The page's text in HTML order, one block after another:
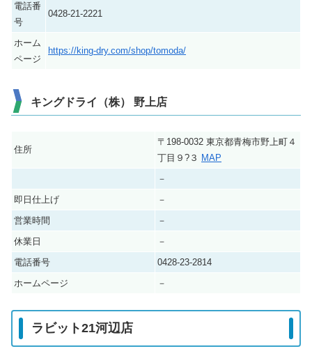
電話番
号
0428-21-2221
ホーム
ページ
https://king-dry.com/shop/tomoda/
キングドライ（株） 野上店
住所
〒198-0032 東京都青梅市野上町４
丁目９?３ MAP
－
即日仕上げ
－
営業時間
－
休業日
－
電話番号
0428-23-2814
ホームページ
－
ラビット21河辺店